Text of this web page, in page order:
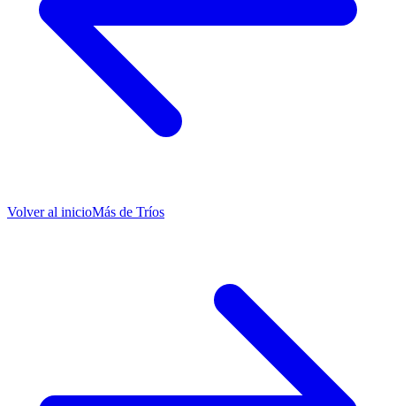
Volver al inicioMás de Tríos